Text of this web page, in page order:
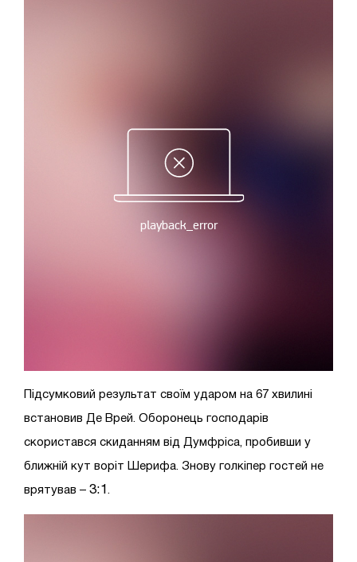
Підсумковий результат своїм ударом на 67 хвилині
встановив Де Врей. Оборонець господарів
скористався скиданням від Думфріса, пробивши у
ближній кут воріт Шерифа. Знову голкіпер гостей не
врятував – 3:1